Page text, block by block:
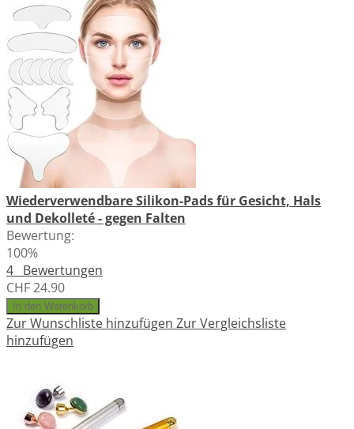
Wiederverwendbare Silikon-Pads für Gesicht, Hals
und Dekolleté - gegen Falten
Bewertung:
100%
4 Bewertungen
CHF 24.90
In den Warenkorb
Zur Wunschliste hinzufügen Zur Vergleichsliste
hinzufügen